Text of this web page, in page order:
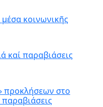
κοινωνικῆς
καί παραβιάσεις
προκλήσεων στο